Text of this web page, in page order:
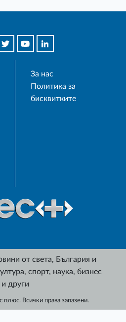
За нас
Политика за
бисквитките
от света, България и
спорт, наука, бизнес
и други
Всички права запазени.